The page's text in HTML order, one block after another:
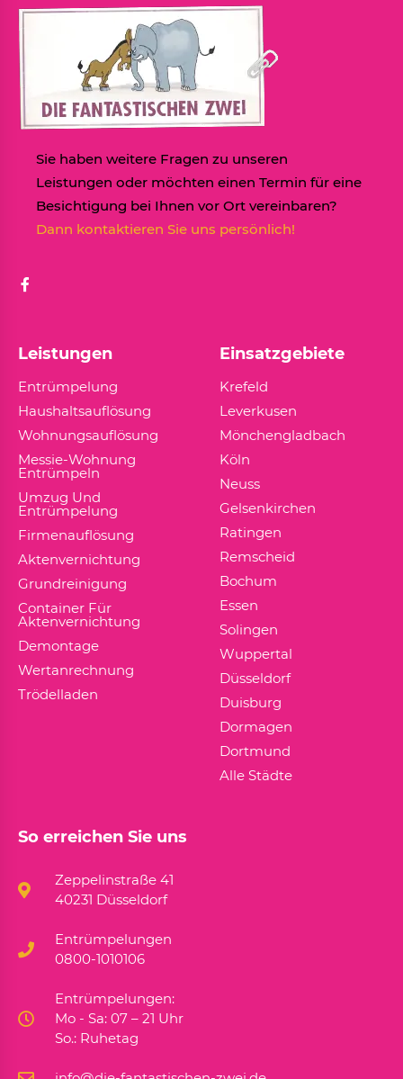
Sie haben weitere Fragen zu unseren
Leistungen oder möchten einen Termin für eine
Besichtigung bei Ihnen vor Ort vereinbaren?
Dann kontaktieren Sie uns persönlich!
Leistungen
Entrümpelung
Haushaltsauflösung
Wohnungsauflösung
Messie-Wohnung
Entrümpeln
Umzug Und
Entrümpelung
Firmenauflösung
Aktenvernichtung
Grundreinigung
Container Für
Aktenvernichtung
Demontage
Wertanrechnung
Trödelladen
Einsatzgebiete
Krefeld
Leverkusen
Mönchengladbach
Köln
Neuss
Gelsenkirchen
Ratingen
Remscheid
Bochum
Essen
Solingen
Wuppertal
Düsseldorf
Duisburg
Dormagen
Dortmund
Alle Städte
So erreichen Sie uns
Zeppelinstraße 41
40231 Düsseldorf
Entrümpelungen
0800-1010106
Entrümpelungen:
Mo - Sa: 07 – 21 Uhr
So.: Ruhetag